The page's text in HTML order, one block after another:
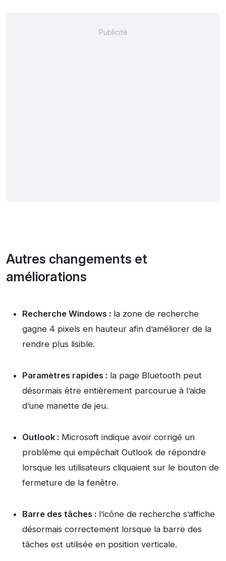
Autres changements et
améliorations
Recherche Windows : la zone de recherche
gagne 4 pixels en hauteur afin d’améliorer de la
rendre plus lisible.
Paramètres rapides : la page Bluetooth peut
désormais être entièrement parcourue à l’aide
d’une manette de jeu.
Outlook : Microsoft indique avoir corrigé un
problème qui empêchait Outlook de répondre
lorsque les utilisateurs cliquaient sur le bouton de
fermeture de la fenêtre.
Barre des tâches : l’icône de recherche s’affiche
désormais correctement lorsque la barre des
tâches est utilisée en position verticale.